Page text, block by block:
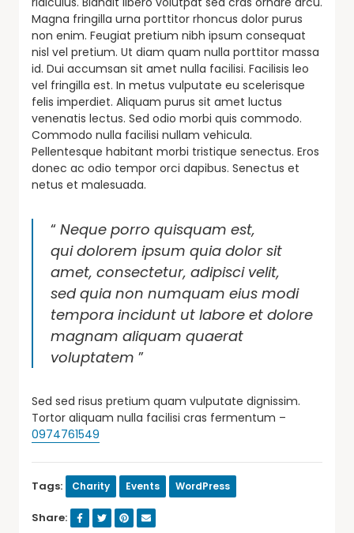
Magna fringilla urna porttitor rhoncus dolor purus
non enim. Feugiat pretium nibh ipsum consequat
nisl vel pretium. Ut diam quam nulla porttitor massa
id. Dui accumsan sit amet nulla facilisi. Facilisis leo
vel fringilla est. In metus vulputate eu scelerisque
felis imperdiet. Aliquam purus sit amet luctus
venenatis lectus. Sed odio morbi quis commodo.
Commodo nulla facilisi nullam vehicula.
Pellentesque habitant morbi tristique senectus. Eros
donec ac odio tempor orci dapibus. Senectus et
netus et malesuada.
“ Neque porro quisquam est,
qui dolorem ipsum quia dolor sit
amet, consectetur, adipisci velit,
sed quia non numquam eius modi
tempora incidunt ut labore et dolore
magnam aliquam quaerat
voluptatem ”
Sed sed risus pretium quam vulputate dignissim.
Tortor aliquam nulla facilisi cras fermentum –
0974761549
Tags: Charity Events WordPress
Share: